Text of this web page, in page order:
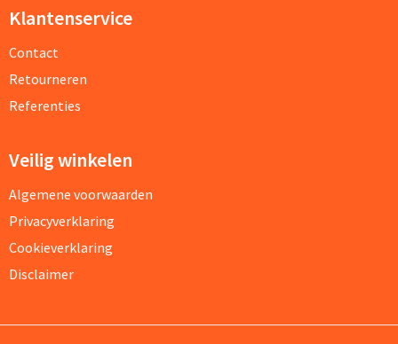
Klantenservice
Contact
Retourneren
Referenties
Veilig winkelen
Algemene voorwaarden
Privacyverklaring
Cookieverklaring
Disclaimer